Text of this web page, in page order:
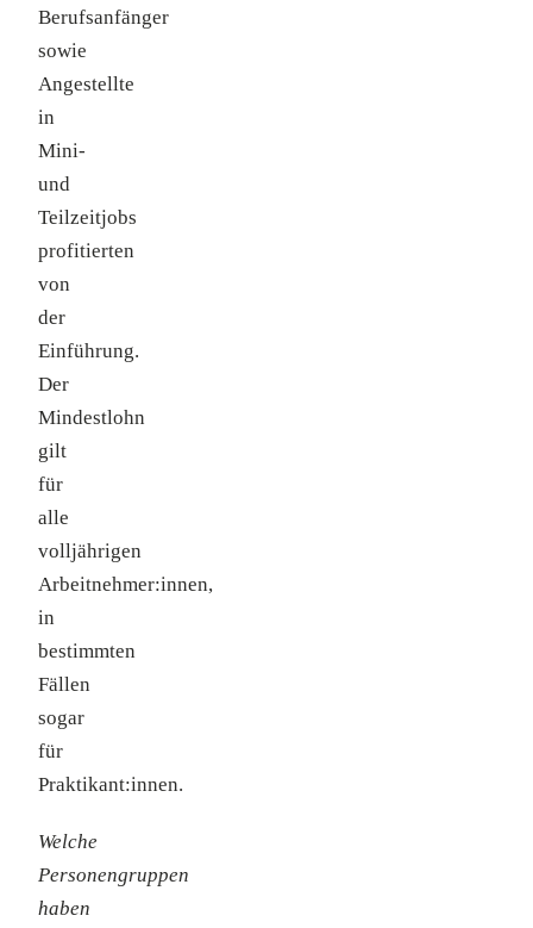
Berufsanfänger
sowie
Angestellte
in
Mini-
und
Teilzeitjobs
profitierten
von
der
Einführung.
Der
Mindestlohn
gilt
für
alle
volljährigen
Arbeitnehmer:innen,
in
bestimmten
Fällen
sogar
für
Praktikant:innen.
Welche
Personengruppen
haben